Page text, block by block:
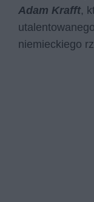
Adam Krafft,
niemieckiego